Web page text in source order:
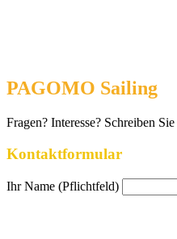
PAGOMO Sailing
Fragen? Interesse? Schreiben Sie
Kontaktformular
Ihr Name (Pflichtfeld)